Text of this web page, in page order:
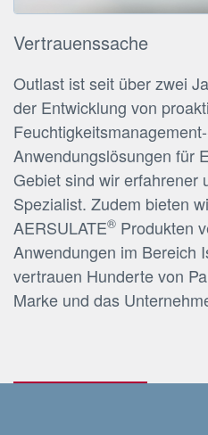
Vertrauenssache
Outlast ist seit über zwei
der Entwicklung von
Anwendungslösungen für
Gebiet sind wir erfahrener
Spezialist. Zudem bieten
AERSULATE® Produkten
Anwendungen im Bereich
vertrauen Hunderte von
Marke und das